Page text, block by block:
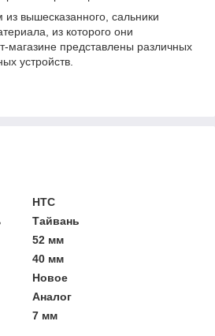
вышесказанного, сальники
из которого они
магазине представлены различных
устройств.
HTC
Тайвань
52 мм
40 мм
Новое
Аналог
7 мм